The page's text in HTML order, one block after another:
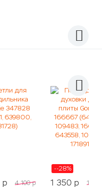
p 4 100 p
--28%
1 350 p 1 050